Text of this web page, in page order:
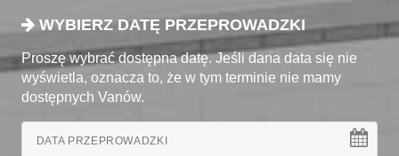
WYBIERZ DATĘ PRZEPROWADZKI
Proszę wybrać dostępna datę. Jeśli dana data się nie
wyświetla, oznacza to, że w tym terminie nie mamy
dostępnych Vanów.
DATA PRZEPROWADZKI